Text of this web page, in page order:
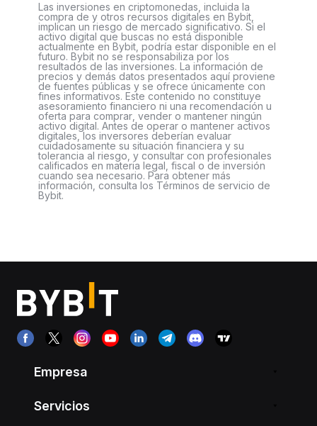
Las inversiones en criptomonedas, incluida la
compra de y otros recursos digitales en Bybit,
implican un riesgo de mercado significativo. Si el
activo digital que buscas no está disponible
actualmente en Bybit, podría estar disponible en el
futuro. Bybit no se responsabiliza por los
resultados de las inversiones. La información de
precios y demás datos presentados aquí proviene
de fuentes públicas y se ofrece únicamente con
fines informativos. Este contenido no constituye
asesoramiento financiero ni una recomendación u
oferta para comprar, vender o mantener ningún
activo digital. Antes de operar o mantener activos
digitales, los inversores deberían evaluar
cuidadosamente su situación financiera y su
tolerancia al riesgo, y consultar con profesionales
calificados en materia legal, fiscal o de inversión
cuando sea necesario. Para obtener más
información, consulta los Términos de servicio de
Bybit.
Empresa
Servicios